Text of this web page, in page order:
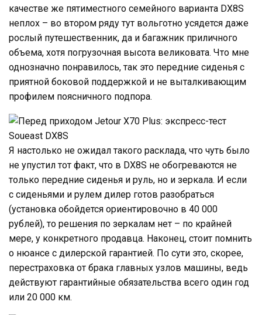
неплох – во втором ряду тут вольготно усядется даже
рослый путешественник, да и багажник приличного
объема, хотя погрузочная высота великовата. Что мне
однозначно понравилось, так это передние сиденья с
приятной боковой поддержкой и не выталкивающим
профилем поясничного подпора.
Я настолько не ожидал такого расклада, что чуть было
не упустил тот факт, что в DX8S не обогреваются не
только передние сиденья и руль, но и зеркала. И если
с сиденьями и рулем дилер готов разобраться
(установка обойдется ориентировочно в 40 000
рублей), то решения по зеркалам нет – по крайней
мере, у конкретного продавца. Наконец, стоит помнить
о нюансе с дилерской гарантией. По сути это, скорее,
перестраховка от брака главных узлов машины, ведь
действуют гарантийные обязательства всего один год
или 20 000 км.